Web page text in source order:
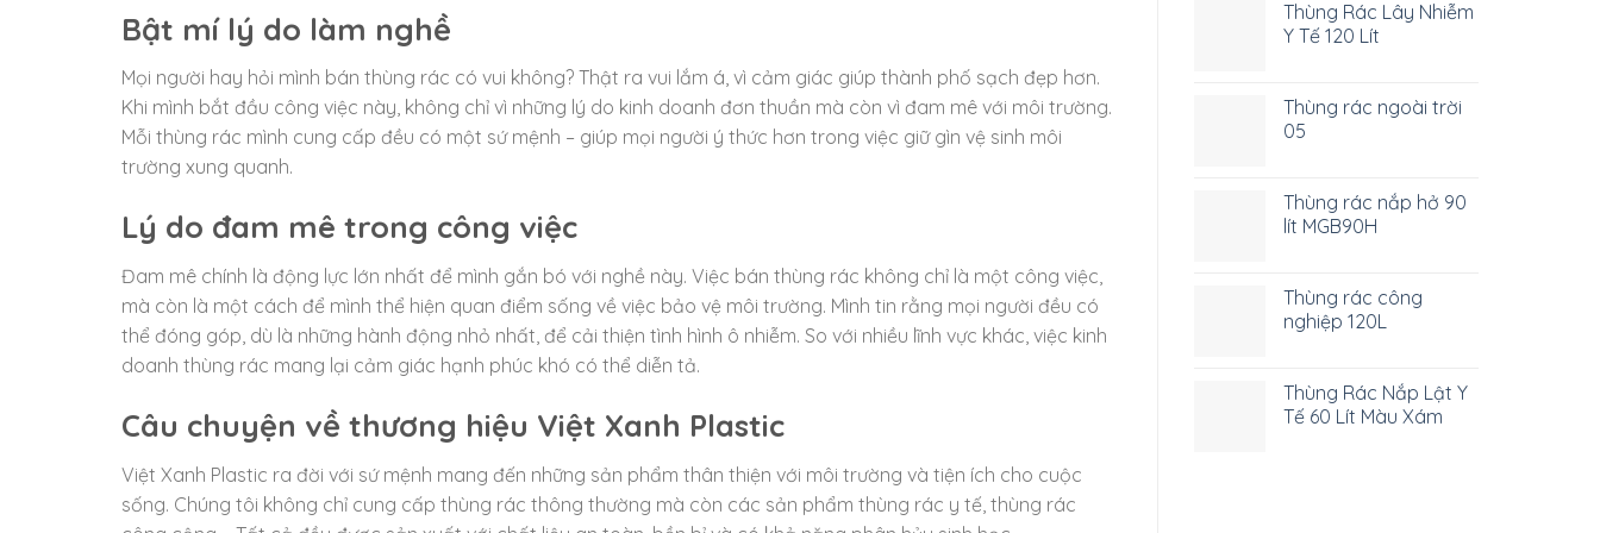
Bật mí lý do làm nghề
Mọi người hay hỏi mình bán thùng rác có vui không? Thật ra vui lắm á, vì cảm giác giúp thành phố sạch đẹp hơn.
Khi mình bắt đầu công việc này, không chỉ vì những lý do kinh doanh đơn thuần mà còn vì đam mê với môi trường.
Mỗi thùng rác mình cung cấp đều có một sứ mệnh – giúp mọi người ý thức hơn trong việc giữ gìn vệ sinh môi
trường xung quanh.
Lý do đam mê trong công việc
Đam mê chính là động lực lớn nhất để mình gắn bó với nghề này. Việc bán thùng rác không chỉ là một công việc,
mà còn là một cách để mình thể hiện quan điểm sống về việc bảo vệ môi trường. Mình tin rằng mọi người đều có
thể đóng góp, dù là những hành động nhỏ nhất, để cải thiện tình hình ô nhiễm. So với nhiều lĩnh vực khác, việc kinh
doanh thùng rác mang lại cảm giác hạnh phúc khó có thể diễn tả.
Câu chuyện về thương hiệu Việt Xanh Plastic
Việt Xanh Plastic ra đời với sứ mệnh mang đến những sản phẩm thân thiện với môi trường và tiện ích cho cuộc
sống. Chúng tôi không chỉ cung cấp thùng rác thông thường mà còn các sản phẩm thùng rác y tế, thùng rác
Thùng Rác Lây Nhiễm
Y Tế 120 Lít
Thùng rác ngoài trời
05
Thùng rác nắp hở 90
lít MGB90H
Thùng rác công
nghiệp 120L
Thùng Rác Nắp Lật Y
Tế 60 Lít Màu Xám